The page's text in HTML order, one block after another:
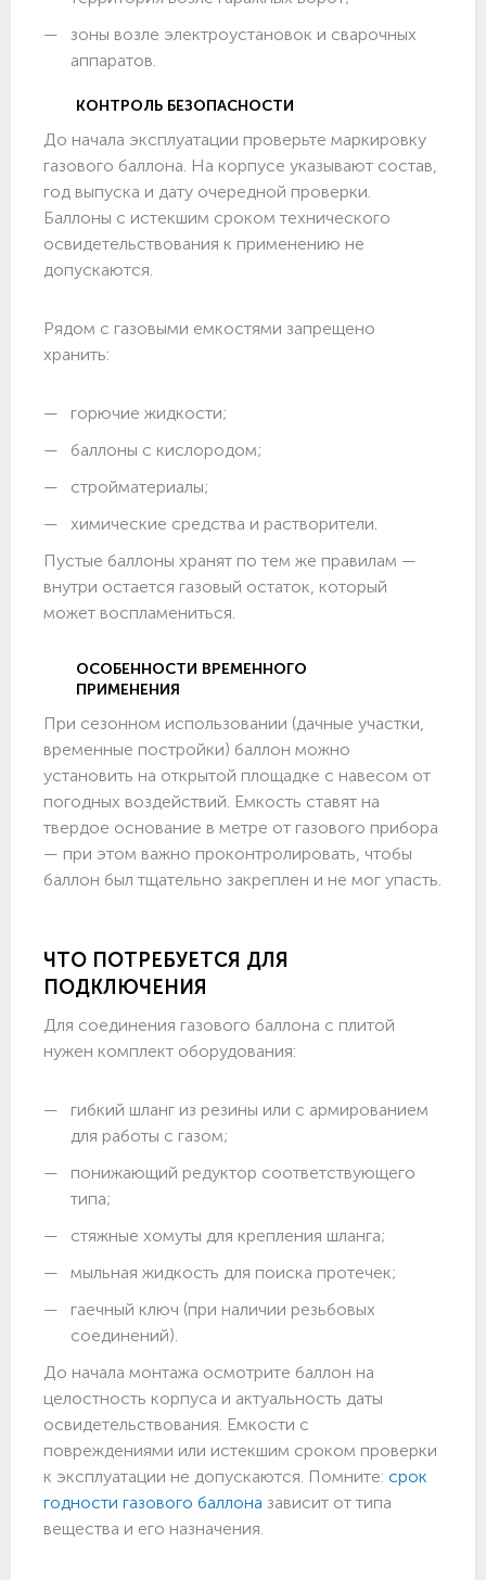
зоны возле электроустановок и сварочных
аппаратов.
КОНТРОЛЬ БЕЗОПАСНОСТИ
До начала эксплуатации проверьте маркировку
газового баллона. На корпусе указывают состав,
год выпуска и дату очередной проверки.
Баллоны с истекшим сроком технического
освидетельствования к применению не
допускаются.
Рядом с газовыми емкостями запрещено
хранить:
горючие жидкости;
баллоны с кислородом;
стройматериалы;
химические средства и растворители.
Пустые баллоны хранят по тем же правилам —
внутри остается газовый остаток, который
может воспламениться.
ОСОБЕННОСТИ ВРЕМЕННОГО
ПРИМЕНЕНИЯ
При сезонном использовании (дачные участки,
временные постройки) баллон можно
установить на открытой площадке с навесом от
погодных воздействий. Емкость ставят на
твердое основание в метре от газового прибора
— при этом важно проконтролировать, чтобы
баллон был тщательно закреплен и не мог упасть.
ЧТО ПОТРЕБУЕТСЯ ДЛЯ
ПОДКЛЮЧЕНИЯ
Для соединения газового баллона с плитой
нужен комплект оборудования:
гибкий шланг из резины или с армированием
для работы с газом;
понижающий редуктор соответствующего
типа;
стяжные хомуты для крепления шланга;
мыльная жидкость для поиска протечек;
гаечный ключ (при наличии резьбовых
соединений).
До начала монтажа осмотрите баллон на
целостность корпуса и актуальность даты
освидетельствования. Емкости с
повреждениями или истекшим сроком проверки
к эксплуатации не допускаются. Помните: срок
годности газового баллона зависит от типа
вещества и его назначения.